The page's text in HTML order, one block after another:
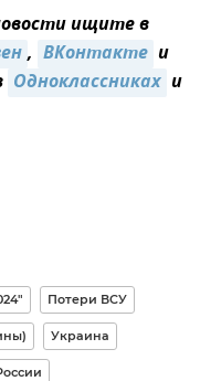
ищите в
, ВКонтакте и
Одноклассниках и
Потери ВСУ
Украина